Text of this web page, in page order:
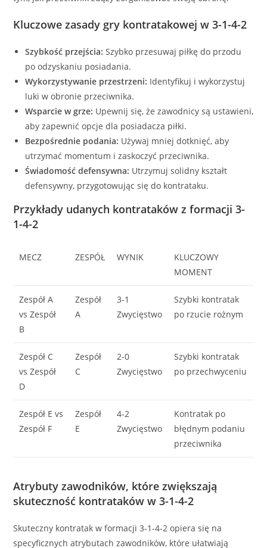
Kluczowe zasady gry kontratakowej w 3-1-4-2
Szybkość przejścia: Szybko przesuwaj piłkę do przodu
po odzyskaniu posiadania.
Wykorzystywanie przestrzeni: Identyfikuj i wykorzystuj
luki w obronie przeciwnika.
Wsparcie w grze: Upewnij się, że zawodnicy są ustawieni,
aby zapewnić opcje dla posiadacza piłki.
Bezpośrednie podania: Używaj mniej dotknięć, aby
utrzymać momentum i zaskoczyć przeciwnika.
Świadomość defensywna: Utrzymuj solidny kształt
defensywny, przygotowując się do kontrataku.
Przykłady udanych kontrataków z formacji 3-
1-4-2
MECZ ZESPÓŁ WYNIK
KLUCZOWY
MOMENT
Zespół A
vs Zespół
B
Zespół
A
3-1
Zwycięstwo
Szybki kontratak
po rzucie rożnym
Zespół C
vs Zespół
D
Zespół
C
2-0
Zwycięstwo
Szybki kontratak
po przechwyceniu
Zespół E vs
Zespół F
Zespół
E
4-2
Zwycięstwo
Kontratak po
błędnym podaniu
przeciwnika
Atrybuty zawodników, które zwiększają
skuteczność kontrataków w 3-1-4-2
Skuteczny kontratak w formacji 3-1-4-2 opiera się na
specyficznych atrybutach zawodników, które ułatwiają